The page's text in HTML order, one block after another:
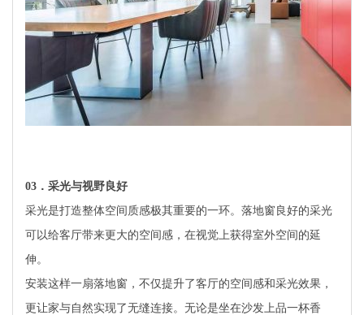
03 ．采光与视野良好
采光是打造整体空间质感极其重要的一环。落地窗良好的采光
可以给客厅带来更大的空间感，在视觉上获得室外空间的延
伸。
安装这样一扇落地窗，不仅提升了客厅的空间感和采光效果，
更让家与自然实现了无缝连接。无论是坐在沙发上品一杯香